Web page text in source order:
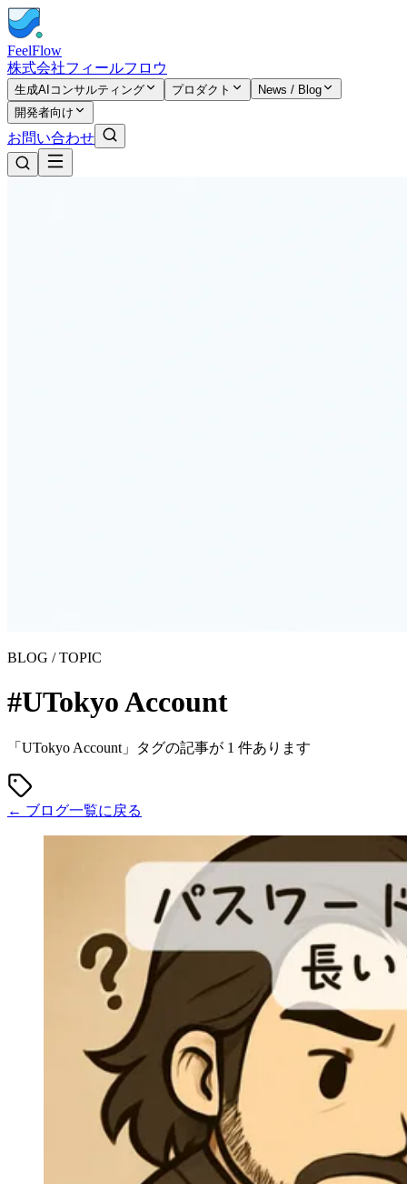
FeelFlow
株式会社フィールフロウ
生成AIコンサルティング プロダクト
News / Blog
開発者向け
お問い合わせ
BLOG / TOPIC
#UTokyo Account
「UTokyo Account」タグの記事が 1 件あります
← ブログ一覧に戻る